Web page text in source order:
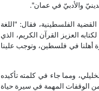
والأدبيّ في عمان".
الفلسطينية، فقال: "اللغة
العزيز القرآن الكريم، الذي
أهلنا في فلسطين، وتوجب علينا
ومما جاء في كلمته تأكيده
الوقفات المهمة في سيرة حياة